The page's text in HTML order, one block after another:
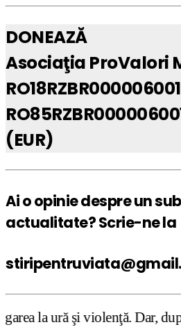
DONEAZĂ
Asociaţia ProValori
(EUR)
Ai o opinie despre un
actualitate? Scrie-ne la
violenţă. Dar, după cum